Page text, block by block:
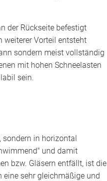
der Rückseite befestigt
weiterer Vorteil entsteht
sondern meist vollständig
mit hohen Schneelasten
sein.
sondern in horizontal
und damit
bzw. Gläsern entfällt, ist die
sehr gleichmäßige und